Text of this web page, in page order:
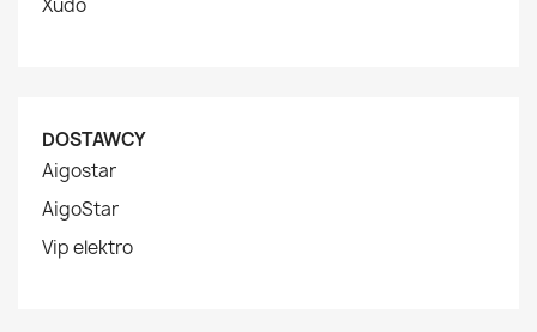
Xudo
DOSTAWCY
Aigostar
AigoStar
Vip elektro